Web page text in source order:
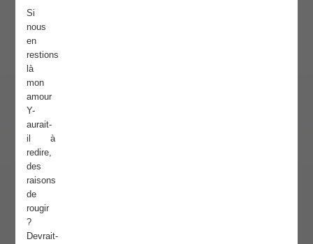
Si
nous
en
restions
là
mon
amour
Y-
aurait-
il à
redire,
des
raisons
de
rougir
?
Devrait-